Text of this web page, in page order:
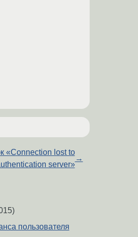
«Connection lost to
server»
→
пользователя